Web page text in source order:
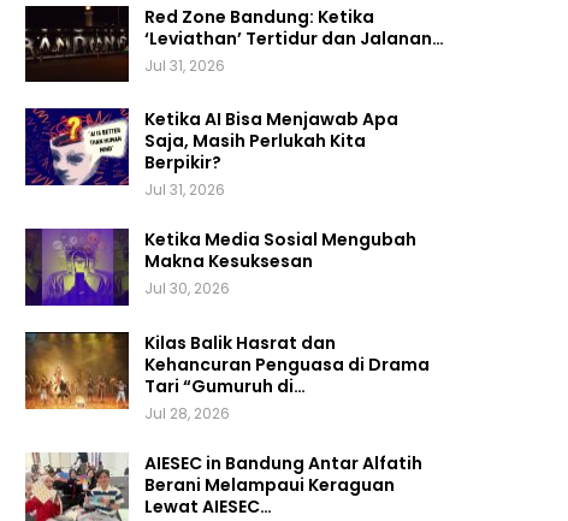
Red Zone Bandung: Ketika
‘Leviathan’ Tertidur dan Jalanan…
Jul 31, 2026
Ketika AI Bisa Menjawab Apa
Saja, Masih Perlukah Kita
Berpikir?
Jul 31, 2026
Ketika Media Sosial Mengubah
Makna Kesuksesan
Jul 30, 2026
Kilas Balik Hasrat dan
Kehancuran Penguasa di Drama
Tari “Gumuruh di…
Jul 28, 2026
AIESEC in Bandung Antar Alfatih
Berani Melampaui Keraguan
Lewat AIESEC…